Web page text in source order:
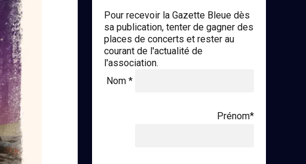
Pour recevoir la Gazette Bleue dès
sa publication, tenter de gagner des
places de concerts et rester au
courant de l'actualité de
l'association.
Nom *
Prénom*